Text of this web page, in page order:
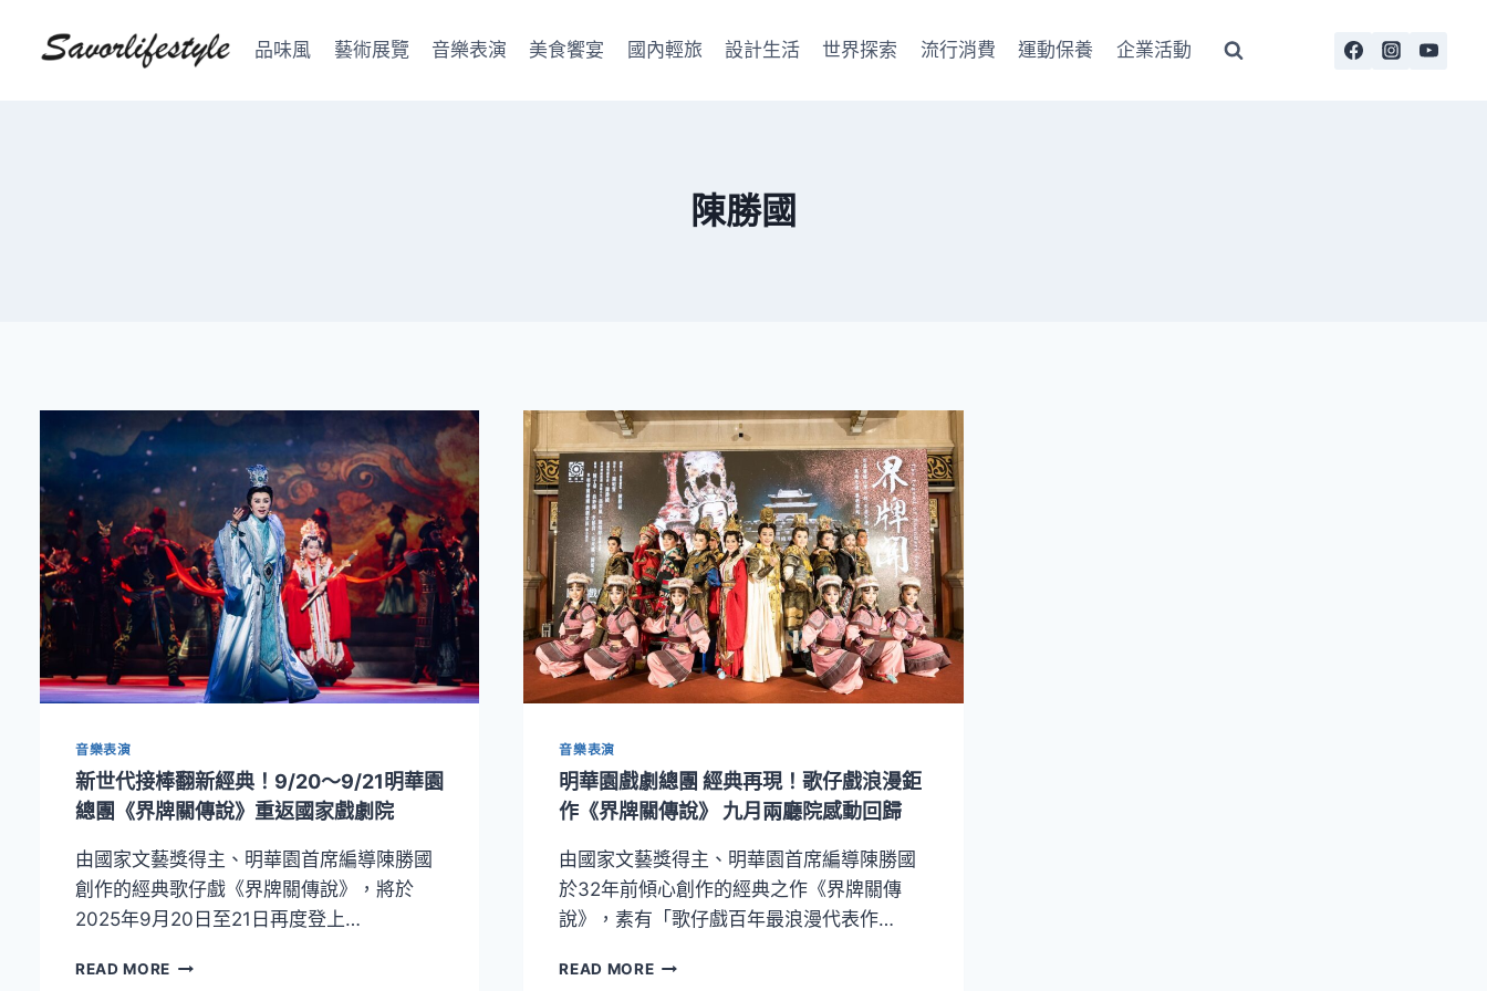
品味風 藝術展覽 音樂表演 美食饗宴 國內輕旅 設計生活 世界探索 流行消費 運動保養 企業活動
陳勝國
音樂表演
新世代接棒翻新經典！9/20～9/21明華園
總團《界牌關傳說》重返國家戲劇院
由國家文藝獎得主、明華園首席編導陳勝國
創作的經典歌仔戲《界牌關傳說》，將於
2025年9月20日至21日再度登上…
READ MORE
音樂表演
明華園戲劇總團 經典再現！歌仔戲浪漫鉅
作《界牌關傳說》 九月兩廳院感動回歸
由國家文藝獎得主、明華園首席編導陳勝國
於32年前傾心創作的經典之作《界牌關傳
說》，素有「歌仔戲百年最浪漫代表作…
READ MORE明